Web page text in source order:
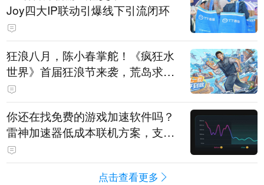
Joy四大IP联动引爆线下引流闭环
狂浪八月，陈小春掌舵！《疯狂水
世界》首届狂浪节来袭，荒岛求生
直播即将开启
你还在找免费的游戏加速软件吗？
雷神加速器低成本联机方案，支持
免费试用
点击查看更多